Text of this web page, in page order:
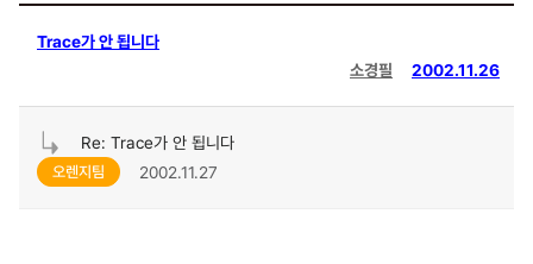
Trace가 안 됩니다
소경필
2002.11.26
Re: Trace가 안 됩니다
오렌지팀 2002.11.27